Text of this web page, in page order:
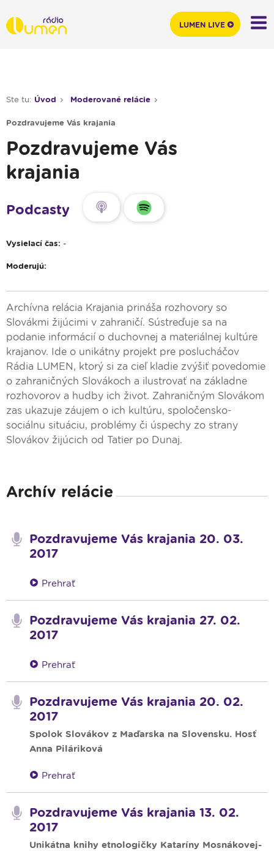
Ste tu: Úvod Moderované relácie
Pozdravujeme Vás krajania
Pozdravujeme Vás
krajania
Podcasty
Vysielací čas: -
Moderujú:
Archívna relácia Krajania prináša rozhovory so
Slovákmi žijúcimi v zahraničí. Sústreďuje sa na
podanie informácií o duchovnej a materiálnej kultúre
krajanov. Ide o unikátny projekt pre poslucháčov
Rádia LUMEN, ktorý si za cieľ kladie zvýšiť povedomie
o zahraničných Slovákoch a ilustrovať na základne
rozhovorov a hudby ich život. Zahraničným Slovákom
zas ukazuje záujem o ich kultúru, spoločensko-
sociálnu situáciu, problémy či úspechy zo strany
Slovákov žijúcich od Tatier po Dunaj.
Archív relácie
Pozdravujeme Vás krajania 20. 03.
2017
Prehrať
Pozdravujeme Vás krajania 27. 02.
2017
Prehrať
Pozdravujeme Vás krajania 20. 02.
2017
Spolok Slovákov z Maďarska na Slovensku. Hosť
Anna Piláriková
Prehrať
Pozdravujeme Vás krajania 13. 02.
2017
Unikátna knihy etnologičky Kataríny Mosnákovej-
LUMEN LIVE